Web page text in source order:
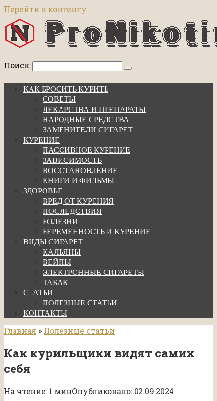
Перейти к контенту
Поиск:
КАК БРОСИТЬ КУРИТЬ
СОВЕТЫ
ЛЕКАРСТВА И ПРЕПАРАТЫ
НАРОДНЫЕ СРЕДСТВА
ЗАМЕНИТЕЛИ СИГАРЕТ
КУРЕНИЕ
ПАССИВНОЕ КУРЕНИЕ
ЗАВИСИМОСТЬ
ВОССТАНОВЛЕНИЕ
КНИГИ И ФИЛЬМЫ
ЗДОРОВЬЕ
ВРЕД ОТ КУРЕНИЯ
ПОСЛЕДСТВИЯ
БОЛЕЗНИ
БЕРЕМЕННОСТЬ И КУРЕНИЕ
ВИДЫ СИГАРЕТ
КАЛЬЯНЫ
ВЕЙПЫ
ЭЛЕКТРОННЫЕ СИГАРЕТЫ
ТАБАК
СТАТЬИ
ПОЛЕЗНЫЕ СТАТЬИ
КОНТАКТЫ
Главная » Полезные статьи
Как курильщики видят самих
себя
На чтение: 1 минОпубликовано: 02.09.2024